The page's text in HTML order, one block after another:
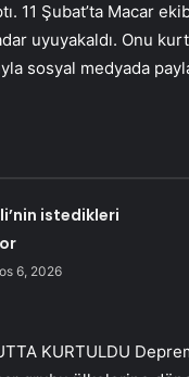
11 Şubat’ta Macar
uyuyakaldı. Onu
sosyal medyada
istedikleri
6, 2026
KURTULDU